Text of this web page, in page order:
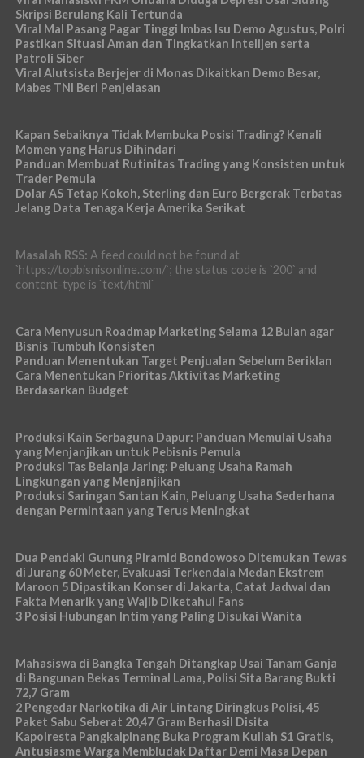
Skripsi Berulang Kali Tertunda
Viral Mal Pasang Pagar Tinggi Imbas Isu Demo Agustus, Polri
Pastikan Situasi Aman dan Tingkatkan Intelijen serta
Patroli Siber
Viral Alutsista Berjejer di Monas Dikaitkan Demo Besar,
Mabes TNI Beri Penjelasan
Kapan Sebaiknya Tidak Membuka Posisi Trading? Kenali
Momen yang Harus Dihindari
Panduan Membuat Rutinitas Trading yang Konsisten untuk
Trader Pemula
Dolar AS Tetap Kokoh, Sterling dan Euro Bergerak Terbatas
Jelang Data Tenaga Kerja Amerika Serikat
Masalah RSS: A feed could not be found at
`https://topbisnisonline.com/`; the status code is `200` and
content-type is `text/html`
Cara Menyusun Roadmap Marketing Selama 12 Bulan agar
Bisnis Tumbuh Konsisten
Panduan Menentukan Target Penjualan Sebelum Beriklan
Cara Menentukan Prioritas Aktivitas Marketing
Berdasarkan Budget
Produksi Kain Serbaguna Dapur: Panduan Memulai Usaha
yang Menjanjikan untuk Pebisnis Pemula
Produksi Tas Belanja Jaring: Peluang Usaha Ramah
Lingkungan yang Menjanjikan
Produksi Saringan Santan Kain, Peluang Usaha Sederhana
dengan Permintaan yang Terus Meningkat
Dua Pendaki Gunung Piramid Bondowoso Ditemukan Tewas
di Jurang 60 Meter, Evakuasi Terkendala Medan Ekstrem
Maroon 5 Dipastikan Konser di Jakarta, Catat Jadwal dan
Fakta Menarik yang Wajib Diketahui Fans
3 Posisi Hubungan Intim yang Paling Disukai Wanita
Mahasiswa di Bangka Tengah Ditangkap Usai Tanam Ganja
di Bangunan Bekas Terminal Lama, Polisi Sita Barang Bukti
72,7 Gram
2 Pengedar Narkotika di Air Lintang Diringkus Polisi, 45
Paket Sabu Seberat 20,47 Gram Berhasil Disita
Kapolresta Pangkalpinang Buka Program Kuliah S1 Gratis,
Antusiasme Warga Membludak Daftar Demi Masa Depan